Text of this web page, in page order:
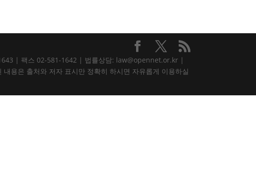
| 팩스 02-581-1642 | 법률상담: law@opennet.or.kr |
용은 출처와 저자 표시만 정확히 하시면 자유롭게 이용하실